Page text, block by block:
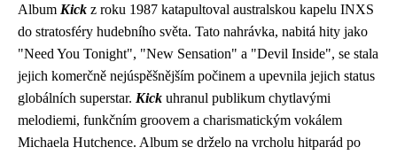
Album Kick z roku 1987 katapultoval australskou kapelu INXS
do stratosféry hudebního světa. Tato nahrávka, nabitá hity jako
"Need You Tonight", "New Sensation" a "Devil Inside", se stala
jejich komerčně nejúspěšnějším počinem a upevnila jejich status
globálních superstar. Kick uhranul publikum chytlavými
melodiemi, funkčním groovem a charismatickým vokálem
Michaela Hutchence. Album se drželo na vrcholu hitparád po